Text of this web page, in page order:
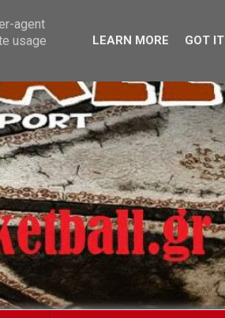
akadimiesbasket.gr
agent
usage
LEARN MORE GOT IT